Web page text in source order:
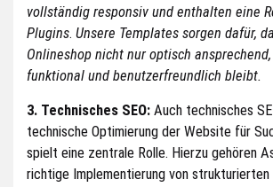
vollständig responsiv und enthalten eine
Plugins. Unsere Templates sorgen dafür,
Onlineshop nicht nur optisch
funktional und benutzerfreundlich bleibt.
3. Technisches SEO: Auch technisches
technische Optimierung der Website für
spielt eine zentrale Rolle. Hierzu gehören
richtige Implementierung von strukturierten